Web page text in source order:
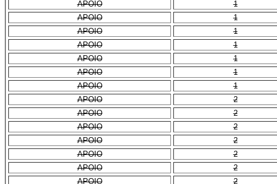
APOIO
1
APOIO
1
APOIO
1
APOIO
1
APOIO
1
APOIO
1
APOIO
1
APOIO
2
APOIO
2
APOIO
2
APOIO
2
APOIO
2
APOIO
2
APOIO
2